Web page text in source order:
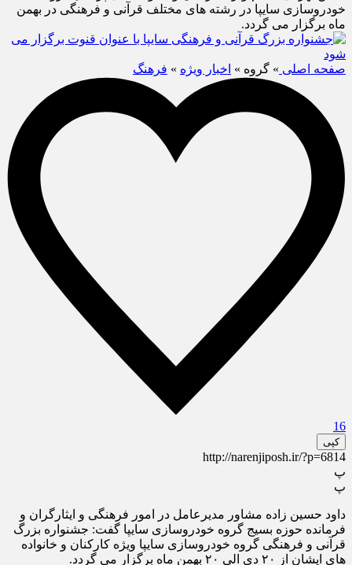
خودروسازی سایپا در رشته های مختلف قرآنی و فرهنگی در بهمن
ماه برگزار می گردد.
صفحه اصلی » گروه » اخبار ویژه » فرهنگ
16
کپی
http://narenjiposh.ir/?p=6814
پ
پ
داود حسین زاده مشاور مدیرعامل در امور فرهنگی و ایثارگران و
فرمانده حوزه بسیج گروه خودروسازی سایپا گفت: جشنواره بزرگ
قرآنی و فرهنگی گروه خودروسازی سایپا ویژه کارکنان و خانواده
های ایشان از ۲۰ دی الی ۲۰ بهمن ماه برگزار می گردد.